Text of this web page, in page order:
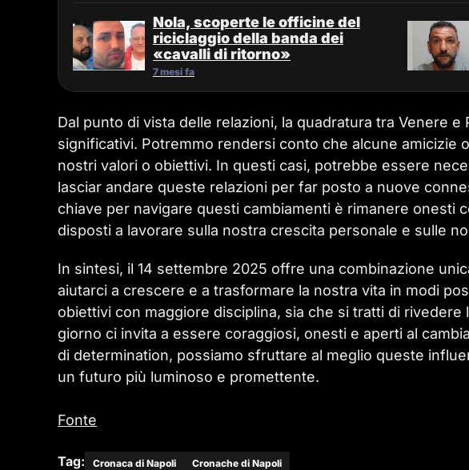
Nola, scoperte le officine del
riciclaggio della banda dei
«cavalli di ritorno»
7 mesi fa
Dal punto di vista delle relazioni, la quadratura tra Venere
significativi. Potremmo rendersi conto che alcune amicizie
nostri valori o obiettivi. In questi casi, potrebbe essere
lasciar andare queste relazioni per far posto a nuove
chiave per navigare questi cambiamenti è rimanere onesti
disposti a lavorare sulla nostra crescita personale e sulle
In sintesi, il 14 settembre 2025 offre una combinazione
aiutarci a crescere e a trasformare la nostra vita in modi
obiettivi con maggiore disciplina, sia che si tratti di
giorno ci invita a essere coraggiosi, onesti e aperti al
di determination, possiamo sfruttare al meglio queste
un futuro più luminoso e promettente.
Fonte
Tag: Cronaca di Napoli Cronache di Napoli